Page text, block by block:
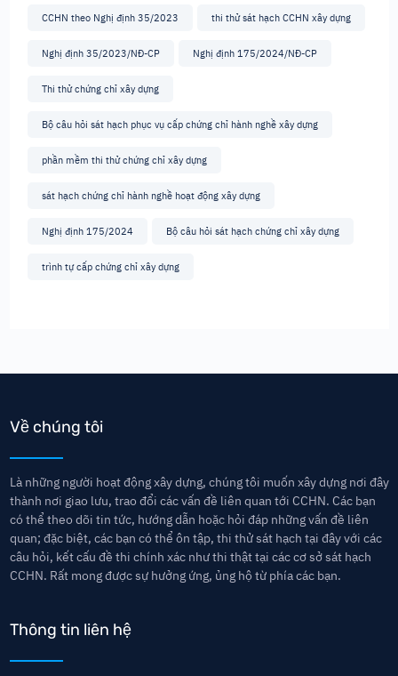
CCHN theo Nghị định 35/2023 thi thử sát hạch CCHN xây dựng
Nghị định 35/2023/NĐ-CP Nghị định 175/2024/NĐ-CP
Thi thử chứng chỉ xây dựng
Bộ câu hỏi sát hạch phục vụ cấp chứng chỉ hành nghề xây dựng
phần mềm thi thử chứng chỉ xây dựng
sát hạch chứng chỉ hành nghề hoạt động xây dựng
Nghị định 175/2024 Bộ câu hỏi sát hạch chứng chỉ xây dựng
trình tự cấp chứng chỉ xây dựng
Về chúng tôi
Là những người hoạt động xây dựng, chúng tôi muốn xây dựng nơi đây
thành nơi giao lưu, trao đổi các vấn đề liên quan tới CCHN. Các bạn
có thể theo dõi tin tức, hướng dẫn hoặc hỏi đáp những vấn đề liên
quan; đặc biệt, các bạn có thể ôn tập, thi thử sát hạch tại đây với các
câu hỏi, kết cấu đề thi chính xác như thi thật tại các cơ sở sát hạch
CCHN. Rất mong được sự hưởng ứng, ủng hộ từ phía các bạn.
Thông tin liên hệ